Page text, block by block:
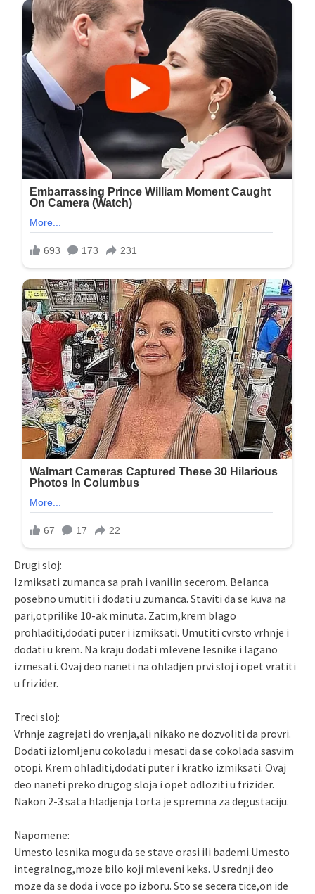
Drugi sloj:
Izmiksati zumanca sa prah i vanilin secerom. Belanca
posebno umutiti i dodati u zumanca. Staviti da se kuva na
pari,otprilike 10-ak minuta. Zatim,krem blago
prohladiti,dodati puter i izmiksati. Umutiti cvrsto vrhnje i
dodati u krem. Na kraju dodati mlevene lesnike i lagano
izmesati. Ovaj deo naneti na ohladjen prvi sloj i opet vratiti
u frizider.
Treci sloj:
Vrhnje zagrejati do vrenja,ali nikako ne dozvoliti da provri.
Dodati izlomljenu cokoladu i mesati da se cokolada sasvim
otopi. Krem ohladiti,dodati puter i kratko izmiksati. Ovaj
deo naneti preko drugog sloja i opet odloziti u frizider.
Nakon 2-3 sata hladjenja torta je spremna za degustaciju.
Napomene:
Umesto lesnika mogu da se stave orasi ili bademi.Umesto
integralnog,moze bilo koji mleveni keks. U srednji deo
moze da se doda i voce po izboru. Sto se secera tice,on ide